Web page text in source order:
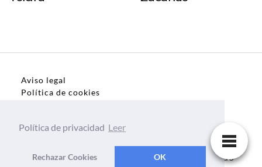
Aviso legal
Política de cookies
Dedicatorias, frases, textos para todo el mundo
Política de privacidad Leer
Rechazar Cookies OK